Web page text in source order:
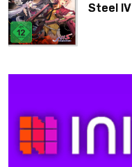
Steel IV